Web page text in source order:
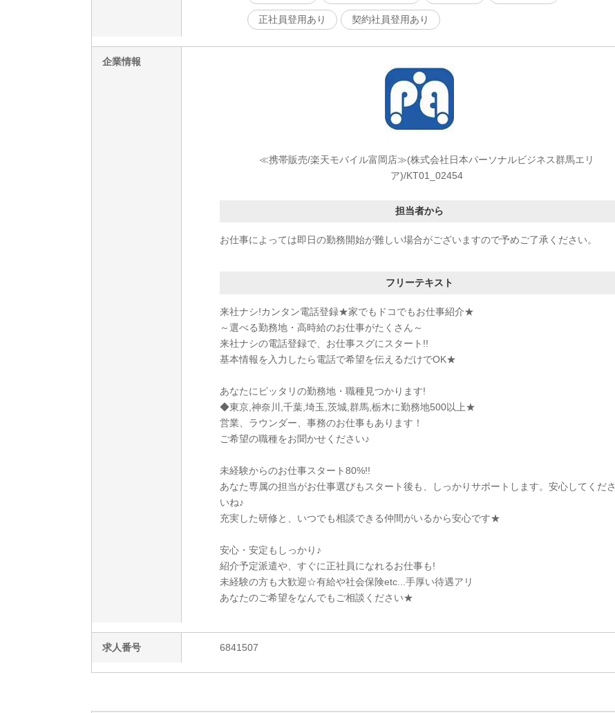
正社員登用あり 契約社員登用あり
企業情報
≪携帯販売/楽天モバイル富岡店≫(株式会社日本パーソナルビジネス群馬エリ
ア)/KT01_02454
担当者から
お仕事によっては即日の勤務開始が難しい場合がございますので予めご了承ください。
フリーテキスト
来社ナシ!カンタン電話登録★家でもドコでもお仕事紹介★
～選べる勤務地・高時給のお仕事がたくさん～
来社ナシの電話登録で、お仕事スグにスタート!!
基本情報を入力したら電話で希望を伝えるだけでOK★
あなたにピッタリの勤務地・職種見つかります!
◆東京,神奈川,千葉,埼玉,茨城,群馬,栃木に勤務地500以上★
営業、ラウンダー、事務のお仕事もあります！
ご希望の職種をお聞かせください♪
未経験からのお仕事スタート80%!!
あなた専属の担当がお仕事選びもスタート後も、しっかりサポートします。安心してくださ
いね♪
充実した研修と、いつでも相談できる仲間がいるから安心です★
安心・安定もしっかり♪
紹介予定派遣や、すぐに正社員になれるお仕事も!
未経験の方も大歓迎☆有給や社会保険etc...手厚い待遇アリ
あなたのご希望をなんでもご相談ください★
求人番号 6841507